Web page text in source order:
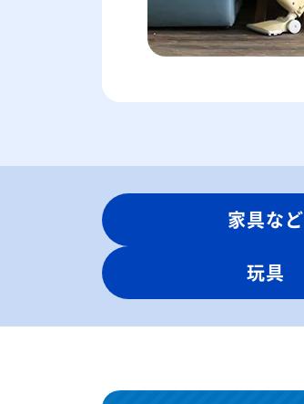
家具など
玩具